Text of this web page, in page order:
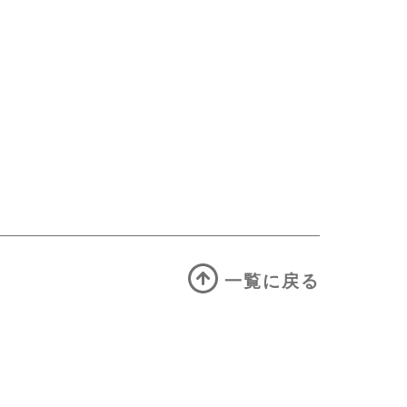
一覧に戻る